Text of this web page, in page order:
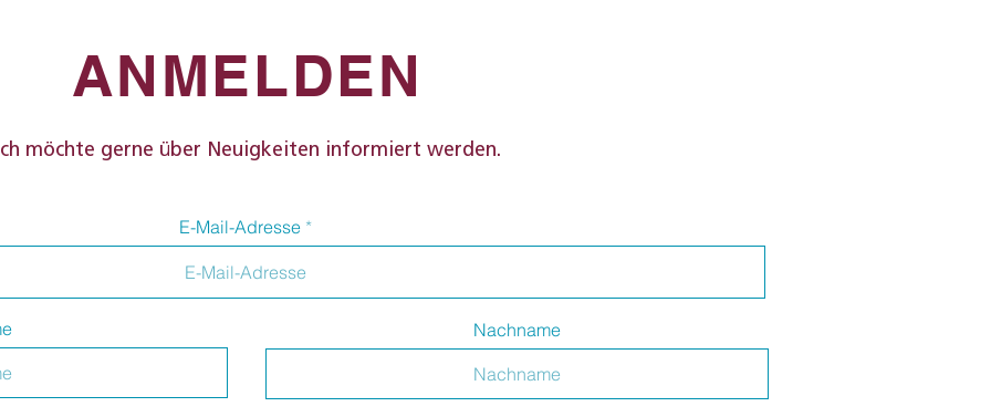
ANMELDEN
möchte gerne über Neuigkeiten informiert werden.
E-Mail-Adresse
Nachname